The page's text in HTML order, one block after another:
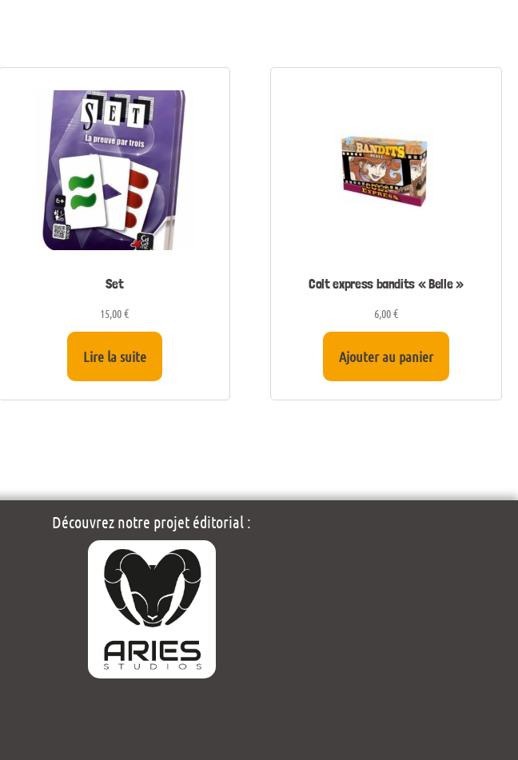
Set
15,00€
Lire la suite
Colt express bandits « Belle »
6,00€
Ajouter au panier
Découvrez notre projet éditorial :